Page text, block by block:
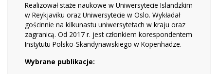
Realizował staże naukowe w Uniwersytecie Islandzkim
w Reykjaviku oraz Uniwersytecie w Oslo. Wykładał
gościnnie na kilkunastu uniwersytetach w kraju oraz
zagranicą. Od 2017 r. jest członkiem korespondentem
Instytutu Polsko-Skandynawskiego w Kopenhadze.
Wybrane publikacje: